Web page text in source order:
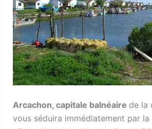
Arcachon, capitale balnéaire de la
vous séduira immédiatement par